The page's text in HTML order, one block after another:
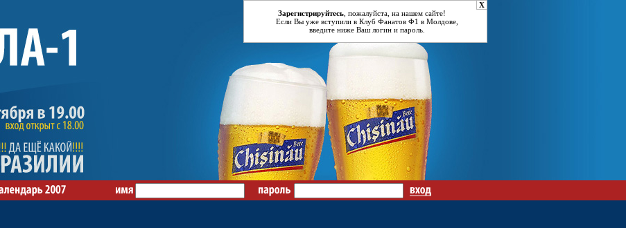
X
Зарегистрируйтесь , пожалуйста, на нашем сайте!
Если Вы уже вступили в Клуб Фанатов Ф1 в Молдове,
введите ниже Ваш логин и пароль.